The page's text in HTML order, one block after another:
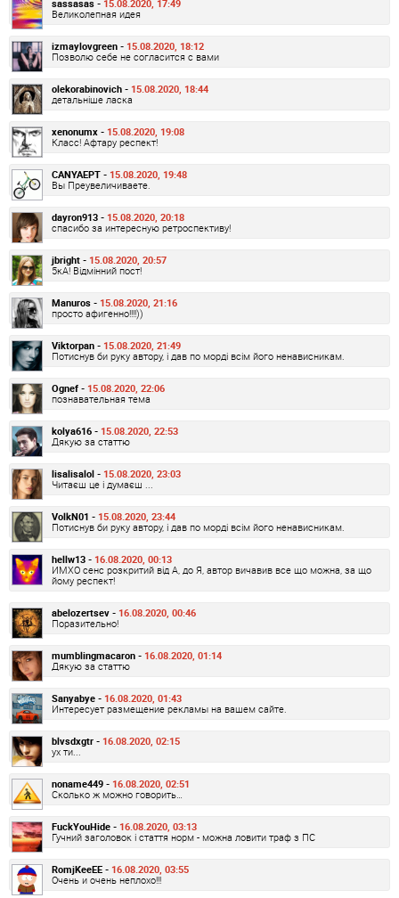
sassasas - 15.08.2020, 17:49
Великолепная идея
izmaylovgreen - 15.08.2020, 18:12
Позволю себе не согласится с вами
olekorabinovich - 15.08.2020, 18:44
детальніше ласка
xenonumx - 15.08.2020, 19:08
Класс! Афтару респект!
CANYAEPT - 15.08.2020, 19:48
Вы Преувеличиваете.
dayron913 - 15.08.2020, 20:18
спасибо за интересную ретроспективу!
jbright - 15.08.2020, 20:57
5кА! Відмінний пост!
Manuros - 15.08.2020, 21:16
просто афигенно!!!!))
Viktorpan - 15.08.2020, 21:49
Потиснув би руку автору, і дав по морді всім його ненависникам.
Ognef - 15.08.2020, 22:06
познавательная тема
kolya616 - 15.08.2020, 22:53
Дякую за статтю
lisalisalol - 15.08.2020, 23:03
Читаєш це і думаєш ...
VolkN01 - 15.08.2020, 23:44
Потиснув би руку автору, і дав по морді всім його ненависникам.
hellw13 - 16.08.2020, 00:13
ИМХО сенс розкритий від А, до Я, автор вичавив все що можна, за що
йому респект!
abelozertsev - 16.08.2020, 00:46
Поразительно!
mumblingmacaron - 16.08.2020, 01:14
Дякую за статтю
Sanyabye - 16.08.2020, 01:43
Интересует размещение рекламы на вашем сайте.
blvsdxgtr - 16.08.2020, 02:15
ух ти...
noname449 - 16.08.2020, 02:51
Сколько ж можно говорить…
FuckYouHide - 16.08.2020, 03:13
Гучний заголовок і стаття норм - можна ловити траф з ПС
RomjKeeEE - 16.08.2020, 03:55
Очень и очень неплохо!!!